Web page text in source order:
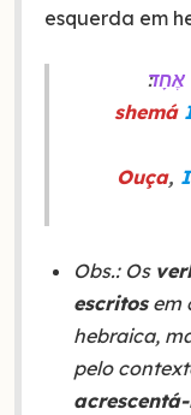
esquerda em
אֶחָד
shemá
Ouça,
Obs.: Os
escritosem
hebraica,
pelo